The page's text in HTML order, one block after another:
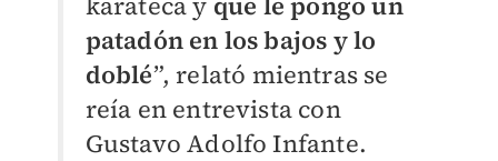
patadón en los bajos y lo
doblé”, relató mientras se
reía en entrevista con
Gustavo Adolfo Infante.